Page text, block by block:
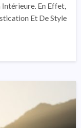
En Effet,
Et De Style